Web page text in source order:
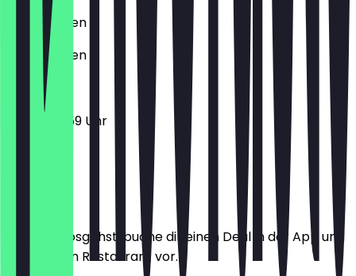
Geschlossen
Geschlossen
16:00 - 23:59 Uhr
Bevor du losgehst, buche dir einen Deal in der App und
zeige ihn im Restaurant vor.